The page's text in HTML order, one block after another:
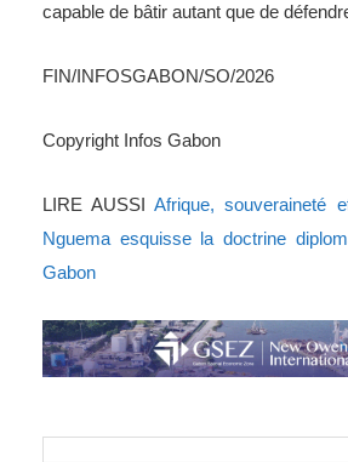
capable de bâtir autant que de
FIN/INFOSGABON/SO/2026
Copyright Infos Gabon
LIRE AUSSIAfrique, souveraineté
Nguema esquisse la doctrine
Gabon